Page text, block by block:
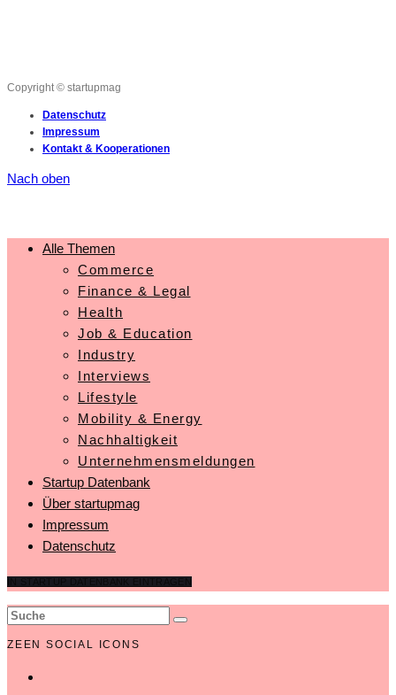
Copyright © startupmag
Datenschutz
Impressum
Kontakt & Kooperationen
Nach oben
Alle Themen
Commerce
Finance & Legal
Health
Job & Education
Industry
Interviews
Lifestyle
Mobility & Energy
Nachhaltigkeit
Unternehmensmeldungen
Startup Datenbank
Über startupmag
Impressum
Datenschutz
ZEEN SOCIAL ICONS